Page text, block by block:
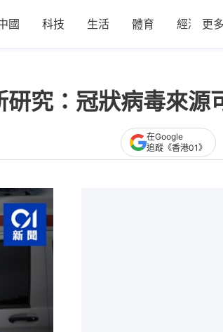
國 科技 生活 體育 經濟 更多
研究：冠狀病毒來源
在Google
追蹤《香港01》